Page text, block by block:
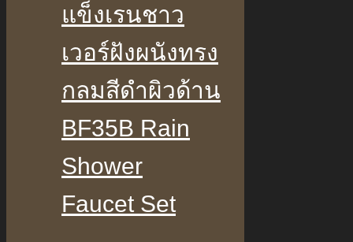
แข็งเรนชาว
เวอร์ฝังผนังทรง
กลมสีดำผิวด้าน
BF35B Rain
Shower
Faucet Set